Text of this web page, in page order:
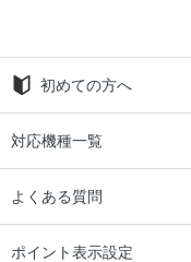
初めての方へ
対応機種一覧
よくある質問
ポイント表示設定